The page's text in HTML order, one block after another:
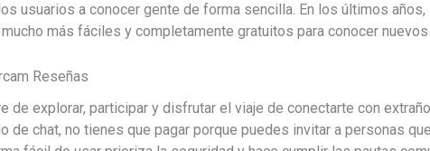
usuarios a conocer gente de forma sencilla. En los últimos
más fáciles y completamente gratuitos para conocer
Reseñas
de explorar, participar y disfrutar el viaje de conectarte con
de chat, no tienes que pagar porque puedes invitar a personas